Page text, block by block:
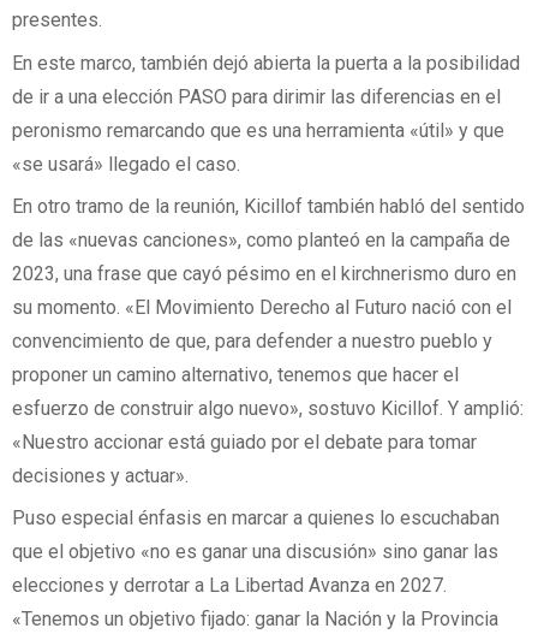
presentes.
En este marco, también dejó abierta la puerta a la posibilidad
de ir a una elección PASO para dirimir las diferencias en el
peronismo remarcando que es una herramienta «útil» y que
«se usará» llegado el caso.
En otro tramo de la reunión, Kicillof también habló del sentido
de las «nuevas canciones», como planteó en la campaña de
2023, una frase que cayó pésimo en el kirchnerismo duro en
su momento. «El Movimiento Derecho al Futuro nació con el
convencimiento de que, para defender a nuestro pueblo y
proponer un camino alternativo, tenemos que hacer el
esfuerzo de construir algo nuevo», sostuvo Kicillof. Y amplió:
«Nuestro accionar está guiado por el debate para tomar
decisiones y actuar».
Puso especial énfasis en marcar a quienes lo escuchaban
que el objetivo «no es ganar una discusión» sino ganar las
elecciones y derrotar a La Libertad Avanza en 2027.
«Tenemos un objetivo fijado: ganar la Nación y la Provincia